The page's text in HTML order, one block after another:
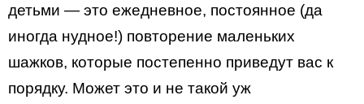
детьми — это ежедневное, постоянное (да
иногда нудное!) повторение маленьких
шажков, которые постепенно приведут вас к
порядку. Может это и не такой уж